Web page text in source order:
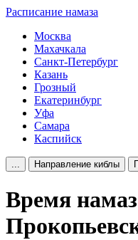
Расписание намаза
Москва
Махачкала
Санкт-Петербург
Казань
Грозный
Екатеринбург
Уфа
Самара
Каспийск
... Направление киблы
Время